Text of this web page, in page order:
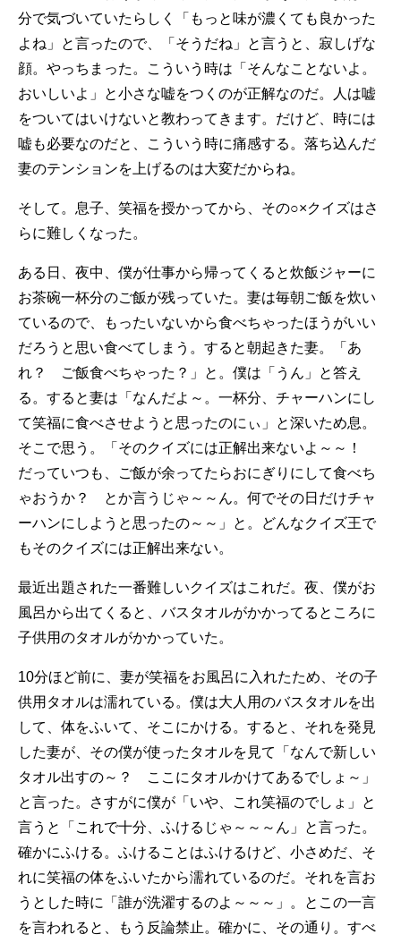
分で気づいていたらしく「もっと味が濃くても良かった
よね」と言ったので、「そうだね」と言うと、寂しげな
顔。やっちまった。こういう時は「そんなことないよ。
おいしいよ」と小さな嘘をつくのが正解なのだ。人は嘘
をついてはいけないと教わってきます。だけど、時には
嘘も必要なのだと、こういう時に痛感する。落ち込んだ
妻のテンションを上げるのは大変だからね。
そして。息子、笑福を授かってから、その○×クイズはさ
らに難しくなった。
ある日、夜中、僕が仕事から帰ってくると炊飯ジャーに
お茶碗一杯分のご飯が残っていた。妻は毎朝ご飯を炊い
ているので、もったいないから食べちゃったほうがいい
だろうと思い食べてしまう。すると朝起きた妻。「あ
れ？ ご飯食べちゃった？」と。僕は「うん」と答え
る。すると妻は「なんだよ～。一杯分、チャーハンにし
て笑福に食べさせようと思ったのにぃ」と深いため息。
そこで思う。「そのクイズには正解出来ないよ～～！
だっていつも、ご飯が余ってたらおにぎりにして食べち
ゃおうか？ とか言うじゃ～～ん。何でその日だけチャ
ーハンにしようと思ったの～～」と。どんなクイズ王で
もそのクイズには正解出来ない。
最近出題された一番難しいクイズはこれだ。夜、僕がお
風呂から出てくると、バスタオルがかかってるところに
子供用のタオルがかかっていた。
10分ほど前に、妻が笑福をお風呂に入れたため、その子
供用タオルは濡れている。僕は大人用のバスタオルを出
して、体をふいて、そこにかける。すると、それを発見
した妻が、その僕が使ったタオルを見て「なんで新しい
タオル出すの～？ ここにタオルかけてあるでしょ～」
と言った。さすがに僕が「いや、これ笑福のでしょ」と
言うと「これで十分、ふけるじゃ～～～ん」と言った。
確かにふける。ふけることはふけるけど、小さめだ、そ
れに笑福の体をふいたから濡れているのだ。それを言お
うとした時に「誰が洗濯するのよ～～～」。とこの一言
を言われると、もう反論禁止。確かに、その通り。すべ